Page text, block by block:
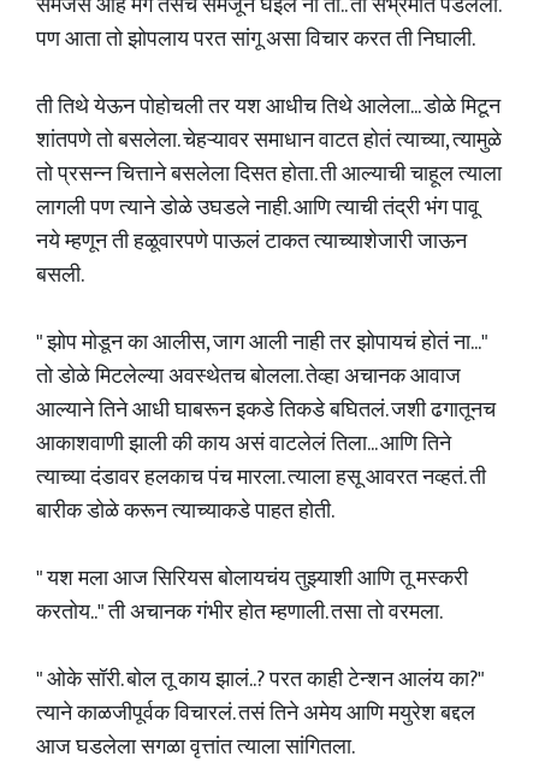
पण आता तो झोपलाय परत सांगू असा विचार करत ती निघाली.
ती तिथे येऊन पोहोचली तर यश आधीच तिथे आलेला... डोळे मिटून
शांतपणे तो बसलेला. चेहऱ्यावर समाधान वाटत होतं त्याच्या, त्यामुळे
तो प्रसन्न चित्ताने बसलेला दिसत होता. ती आल्याची चाहूल त्याला
लागली पण त्याने डोळे उघडले नाही. आणि त्याची तंद्री भंग पावू
नये म्हणून ती हळूवारपणे पाऊलं टाकत त्याच्याशेजारी जाऊन
बसली.
" झोप मोडून का आलीस, जाग आली नाही तर झोपायचं होतं ना..."
तो डोळे मिटलेल्या अवस्थेतच बोलला. तेव्हा अचानक आवाज
आल्याने तिने आधी घाबरून इकडे तिकडे बघितलं. जशी ढगातूनच
आकाशवाणी झाली की काय असं वाटलेलं तिला... आणि तिने
त्याच्या दंडावर हलकाच पंच मारला. त्याला हसू आवरत नव्हतं. ती
बारीक डोळे करून त्याच्याकडे पाहत होती.
" यश मला आज सिरियस बोलायचंय तुझ्याशी आणि तू मस्करी
करतोय.." ती अचानक गंभीर होत म्हणाली. तसा तो वरमला.
" ओके सॉरी. बोल तू काय झालं..? परत काही टेन्शन आलंय का?"
त्याने काळजीपूर्वक विचारलं. तसं तिने अमेय आणि मयुरेश बद्दल
आज घडलेला सगळा वृत्तांत त्याला सांगितला.